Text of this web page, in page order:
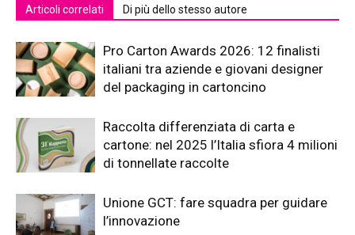
Articoli correlati Di più dello stesso autore
Pro Carton Awards 2026: 12 finalisti
italiani tra aziende e giovani designer
del packaging in cartoncino
Raccolta differenziata di carta e
cartone: nel 2025 l’Italia sfiora 4 milioni
di tonnellate raccolte
Unione GCT: fare squadra per guidare
l’innovazione